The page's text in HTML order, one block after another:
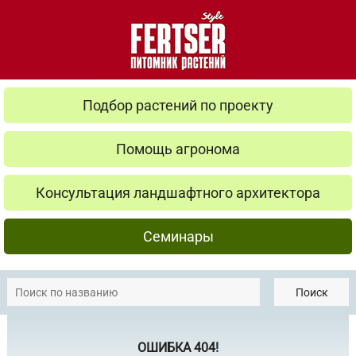
Подбор растений по проекту
Помощь агронома
Консультация ландшафтного архитектора
Семинары
Поиск
ОШИБКА 404!